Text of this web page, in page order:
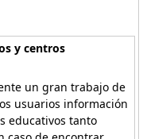
y centros
un gran trabajo de
usuarios información
educativos tanto